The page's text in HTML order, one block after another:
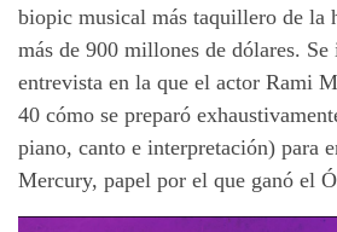
biopic musical más taquillero de la
más de 900 millones de dólares. Se
entrevista en la que el actor Rami
40 cómo se preparó
piano, canto e interpretación) para
Mercury, papel por el que ganó el